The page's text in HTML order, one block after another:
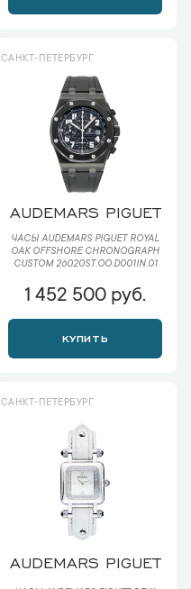
САНКТ-ПЕТЕРБУРГ
AUDEMARS PIGUET
ЧАСЫ AUDEMARS PIGUET ROYAL
OAK OFFSHORE CHRONOGRAPH
CUSTOM 26020ST.OO.D001IN.01
1 452 500 руб.
КУПИТЬ
САНКТ-ПЕТЕРБУРГ
AUDEMARS PIGUET